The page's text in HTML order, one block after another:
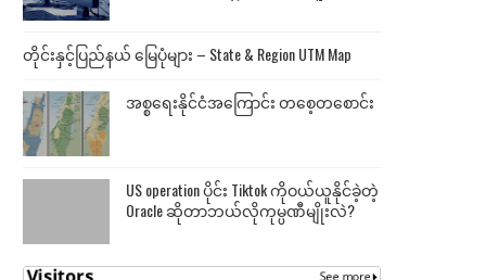
တိုင်းနှင့်ပြည်နယ် မြေပုံများ – State & Region UTM Map
အစ္စရေးနိုင်ငံအကြောင်း တစေ့တစောင်း
US operation ပိုင်း Tiktok ကိုဝယ်ယူနိုင်ခဲ့တဲ့
Oracle ဆိုတာဘယ်လိုကုမ္ပဏီမျိုးလဲ?